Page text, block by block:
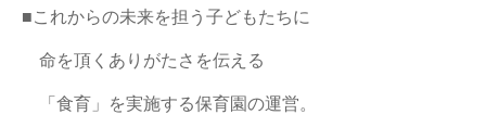
■これからの未来を担う子どもたちに
命を頂くありがたさを伝える
「食育」を実施する保育園の運営。